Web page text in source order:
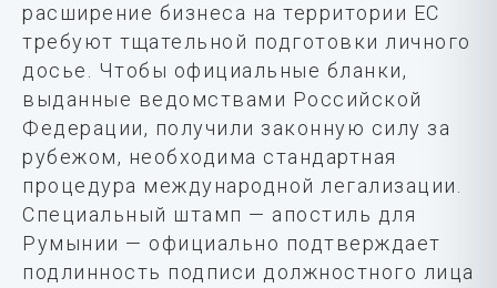
расширение бизнеса на территории ЕС
требуют тщательной подготовки личного
досье. Чтобы официальные бланки,
выданные ведомствами Российской
Федерации, получили законную силу за
рубежом, необходима стандартная
процедура международной легализации.
Специальный штамп — апостиль для
Румынии — официально подтверждает
подлинность подписи должностного лица